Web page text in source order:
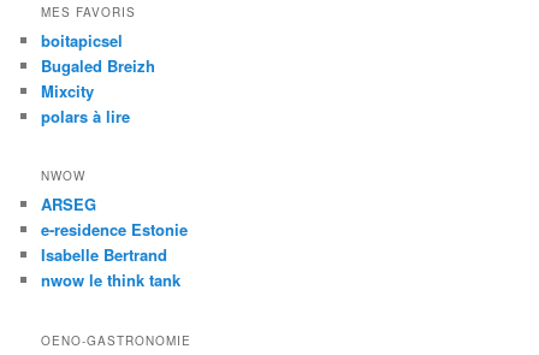
MES FAVORIS
boitapicsel
Bugaled Breizh
Mixcity
polars à lire
NWOW
ARSEG
e-residence Estonie
Isabelle Bertrand
nwow le think tank
OENO-GASTRONOMIE